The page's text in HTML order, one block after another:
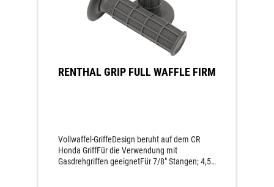
RENTHAL GRIP FULL WAFFLE FIRM
Vollwaffel-GriffeDesign beruht auf dem CR
Honda GriffFür die Verwendung mit
Gasdrehgriffen geeignetFür 7/8" Stangen; 4,5"